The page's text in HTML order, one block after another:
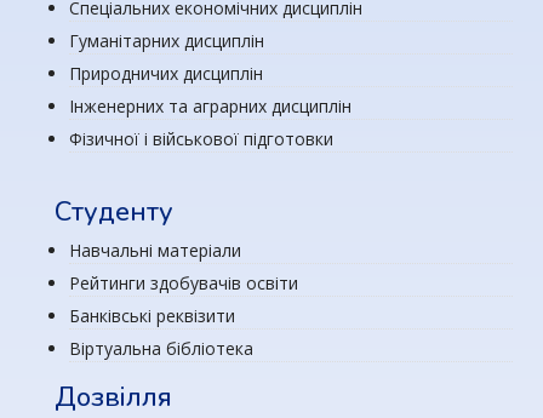
Спеціальних економічних дисциплін
Гуманітарних дисциплін
Природничих дисциплін
Інженерних та аграрних дисциплін
Фізичної і військової підготовки
Студенту
Навчальні матеріали
Рейтинги здобувачів освіти
Банківські реквізити
Віртуальна бібліотека
Дозвілля